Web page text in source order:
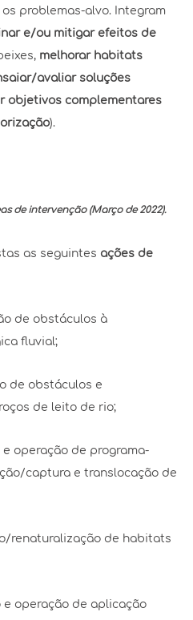
problemas-alvo. Integram
e/ou mitigar efeitos de
melhorar habitats
avaliar soluções
objetivos complementares
).
de intervenção (Março de 2022).
as seguintes ações de
de obstáculos à
fluvial;
de obstáculos e
de leito de rio;
operação de programa-
captura e translocação de
renaturalização de habitats
e operação de aplicação